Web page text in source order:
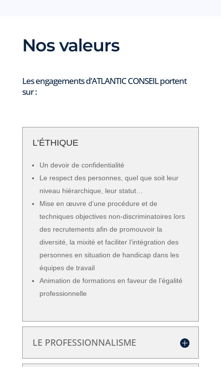
Nos valeurs
Les engagements d’ATLANTIC CONSEIL portent
sur :
L’ÉTHIQUE
Un devoir de confidentialité
Le respect des personnes, quel que soit leur
niveau hiérarchique, leur statut…
Mise en œuvre d’une procédure et de
techniques objectives non-discriminatoires lors
des recrutements afin de promouvoir la
diversité, la mixité et faciliter l’intégration des
personnes en situation de handicap dans les
équipes de travail
Animation de formations en faveur de l’égalité
professionnelle
LE PROFESSIONNALISME